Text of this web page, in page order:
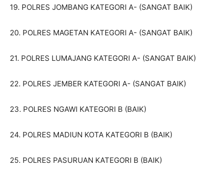
19. POLRES JOMBANG KATEGORI A- (SANGAT BAIK)
20. POLRES MAGETAN KATEGORI A- (SANGAT BAIK)
21. POLRES LUMAJANG KATEGORI A- (SANGAT BAIK)
22. POLRES JEMBER KATEGORI A- (SANGAT BAIK)
23. POLRES NGAWI KATEGORI B (BAIK)
24. POLRES MADIUN KOTA KATEGORI B (BAIK)
25. POLRES PASURUAN KATEGORI B (BAIK)